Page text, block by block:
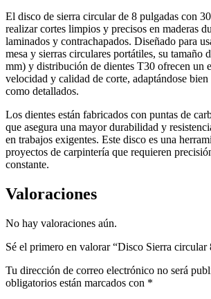
El disco de sierra circular de 8 pulgadas con
realizar cortes limpios y precisos en maderas
laminados y contrachapados. Diseñado para
mesa y sierras circulares portátiles, su tamaño
mm) y distribución de dientes T30 ofrecen un
velocidad y calidad de corte, adaptándose
como detallados.
Los dientes están fabricados con puntas de
que asegura una mayor durabilidad y
en trabajos exigentes. Este disco es una
proyectos de carpintería que requieren
constante.
Valoraciones
No hay valoraciones aún.
Sé el primero en valorar “Disco Sierra circular
Tu dirección de correo electrónico no será
obligatorios están marcados con *